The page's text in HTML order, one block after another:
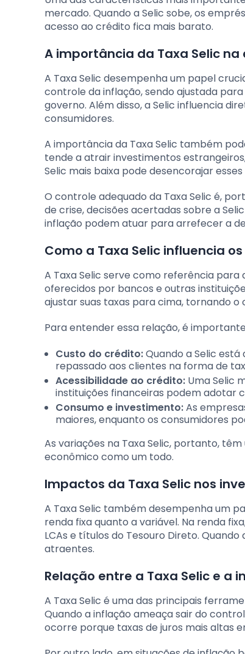
mercado. Quando a Selic sobe, os
acesso ao crédito fica mais barato.
A importância da Taxa Selic
A Taxa Selic desempenha um papel
controle da inflação, sendo ajustada
governo. Além disso, a Selic influencia
consumidores.
A importância da Taxa Selic também
tende a atrair investimentos
Selic mais baixa pode desencorajar
O controle adequado da Taxa Selic é,
de crise, decisões acertadas sobre a
inflação podem atuar para arrefecer a
Como a Taxa Selic influencia
A Taxa Selic serve como referência
oferecidos por bancos e outras
ajustar suas taxas para cima, tornando o
Para entender essa relação, é
Custo do crédito:Quando a Selic
repassado aos clientes na forma de
Acessibilidade ao crédito: Uma Selic
instituições financeiras podem adotar
Consumo e investimento:As
maiores, enquanto os consumidores
As variações na Taxa Selic, portanto,
econômico como um todo.
Impactos da Taxa Selic nos
A Taxa Selic também desempenha um
renda fixa quanto a variável. Na renda
LCAs e títulos do Tesouro Direto.
atraentes.
Relação entre a Taxa Selic e a
A Taxa Selic é uma das principais
Quando a inflação ameaça sair do
ocorre porque taxas de juros mais altas